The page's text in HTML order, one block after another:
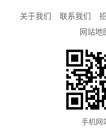
关于我们 联系我们
网站地
手机网